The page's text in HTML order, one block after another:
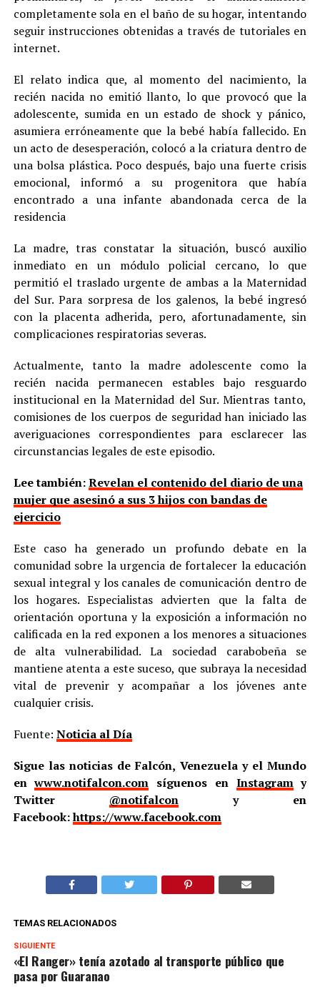
completamente sola en el baño de su hogar, intentando
seguir instrucciones obtenidas a través de tutoriales en
internet.
El relato indica que, al momento del nacimiento, la
recién nacida no emitió llanto, lo que provocó que la
adolescente, sumida en un estado de shock y pánico,
asumiera erróneamente que la bebé había fallecido. En
un acto de desesperación, colocó a la criatura dentro de
una bolsa plástica. Poco después, bajo una fuerte crisis
emocional, informó a su progenitora que había
encontrado a una infante abandonada cerca de la
residencia
La madre, tras constatar la situación, buscó auxilio
inmediato en un módulo policial cercano, lo que
permitió el traslado urgente de ambas a la Maternidad
del Sur. Para sorpresa de los galenos, la bebé ingresó
con la placenta adherida, pero, afortunadamente, sin
complicaciones respiratorias severas.
Actualmente, tanto la madre adolescente como la
recién nacida permanecen estables bajo resguardo
institucional en la Maternidad del Sur. Mientras tanto,
comisiones de los cuerpos de seguridad han iniciado las
averiguaciones correspondientes para esclarecer las
circunstancias legales de este episodio.
Lee también:Revelan el contenido del diario de una
mujer que asesinó a sus 3 hijos con bandas de
ejercicio
Este caso ha generado un profundo debate en la
comunidad sobre la urgencia de fortalecer la educación
sexual integral y los canales de comunicación dentro de
los hogares. Especialistas advierten que la falta de
orientación oportuna y la exposición a información no
calificada en la red exponen a los menores a situaciones
de alta vulnerabilidad. La sociedad carabobeña se
mantiene atenta a este suceso, que subraya la necesidad
vital de prevenir y acompañar a los jóvenes ante
cualquier crisis.
Fuente: Noticia al Día
Sigue las noticias de Falcón, Venezuela y el Mundo
enwww.notifalcon.com síguenos en Instagramy
Twitter @notifalcony en
Facebook:https://www.facebook.com
TEMAS RELACIONADOS
SIGUIENTE
«El Ranger» tenía azotado al transporte público que
pasa por Guaranao